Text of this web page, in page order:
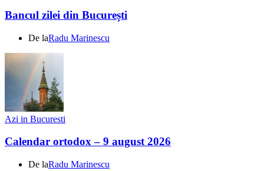
Bancul zilei din București
De laRadu Marinescu
Azi in Bucuresti
Calendar ortodox – 9 august 2026
De laRadu Marinescu